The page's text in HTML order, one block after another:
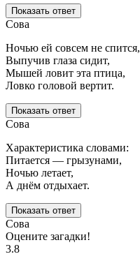
Показать ответ
Сова
Ночью ей совсем не спится,
Выпучив глаза сидит,
Мышей ловит эта птица,
Ловко головой вертит.
Показать ответ
Сова
Характеристика словами:
Питается — грызунами,
Ночью летает,
А днём отдыхает.
Показать ответ
Сова
Оцените загадки!
3.8